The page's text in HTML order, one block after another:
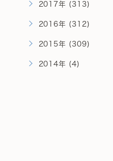
2017年 (313)
2016年 (312)
2015年 (309)
2014年 (4)